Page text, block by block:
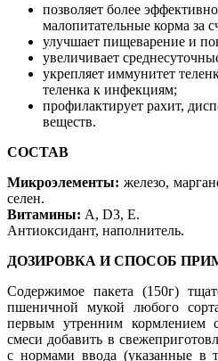
позволяет более
малопитательные корма за
улучшает пищеварение и
увеличивает
укрепляет иммунитет
теленка к инфекциям;
профилактирует рахит,
веществ.
СОСТАВ
Микроэлементы: железо,
селен.
Витамины: А, D3, Е.
Антиоксидант, наполнитель.
ДОЗИРОВКА И СПОСОБ
Содержимое пакета (150г)
пшеничной мукой любого
первым утренним кормлением
смеси добавить в
с нормами ввода (указанные в